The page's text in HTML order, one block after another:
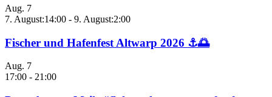
Aug. 7
7. August:14:00 - 9. August:2:00
Fischer und Hafenfest Altwarp 2026 ⚓🌅
Aug. 7
17:00 - 21:00